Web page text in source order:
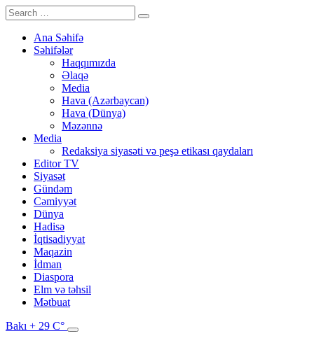
Ana Səhifə
Səhifələr
Haqqımızda
Əlaqə
Media
Hava (Azərbaycan)
Hava (Dünya)
Məzənnə
Media
Redaksiya siyasəti və peşə etikası qaydaları
Editor TV
Siyasət
Gündəm
Cəmiyyət
Dünya
Hadisə
İqtisadiyyat
Maqazin
İdman
Diaspora
Elm və təhsil
Mətbuat
Bakı + 29 C°